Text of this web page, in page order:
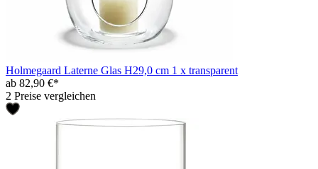
Holmegaard Laterne Glas H29,0 cm 1 x transparent
ab 82,90 €*
2 Preise vergleichen